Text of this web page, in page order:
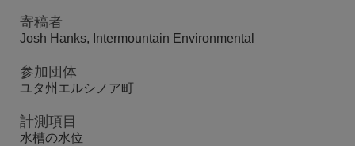
寄稿者
Josh Hanks, Intermountain Environmental
参加団体
ユタ州エルシノア町
計測項目
水槽の水位